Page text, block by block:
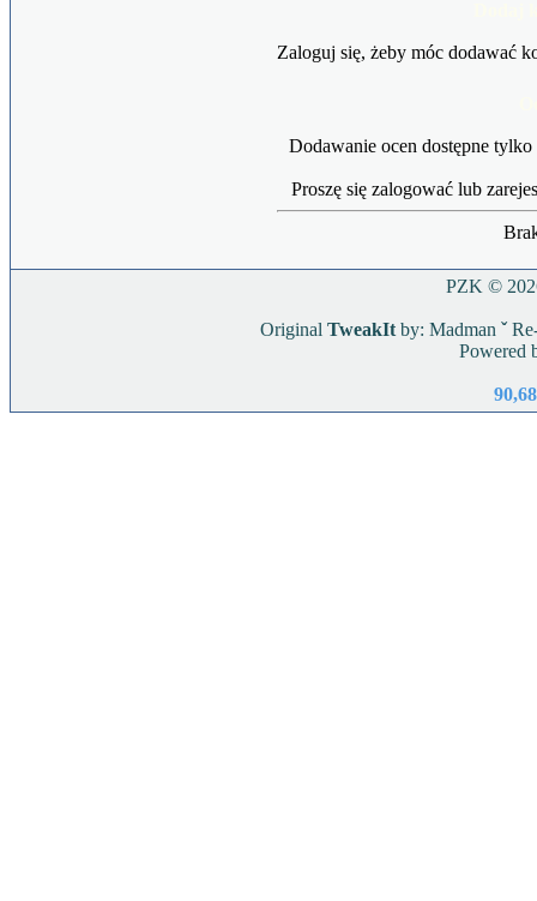
Zaloguj się, żeby móc dodawać
Dodawanie ocen dostępne
Proszę się zalogować lub
PZK ©
Original TweakIt by: Madman ˇ
Powered